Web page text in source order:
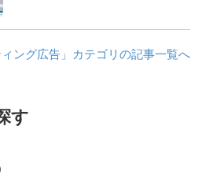
ィング広告」カテゴリの記事一覧へ
す